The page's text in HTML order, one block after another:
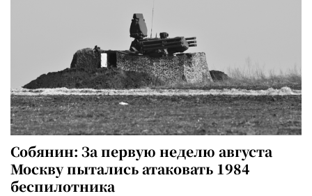
Собянин: За первую неделю августа
Москву пытались атаковать 1984
беспилотника